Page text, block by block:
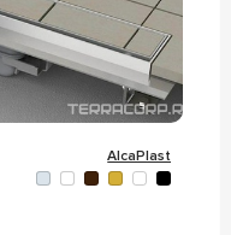
AlcaPlast